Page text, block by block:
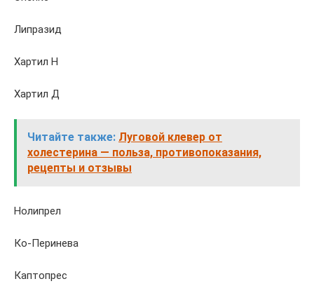
Липразид
Хартил Н
Хартил Д
Читайте также: Луговой клевер от
холестерина — польза, противопоказания,
рецепты и отзывы
Нолипрел
Ко-Перинева
Каптопрес